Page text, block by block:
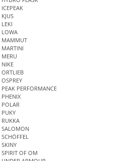
ICEPEAK
KJUS
LEKI
LOWA
MAMMUT
MARTINI
MERU
NIKE
ORTLIEB
OSPREY
PEAK PERFORMANCE
PHENIX
POLAR
PUKY
RUKKA
SALOMON
SCHÖFFEL
SKINY
SPIRIT OF OM